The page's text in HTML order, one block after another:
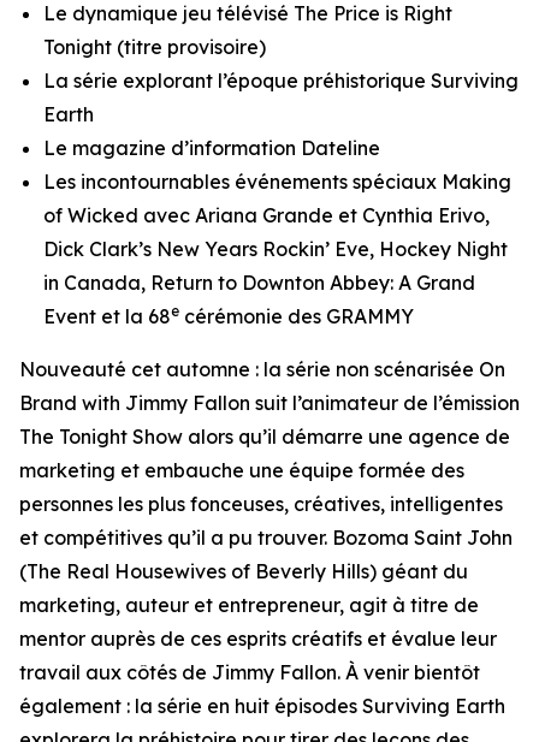
Le dynamique jeu télévisé The Price is Right
Tonight (titre provisoire)
La série explorant l’époque préhistorique Surviving
Earth
Le magazine d’information Dateline
Les incontournables événements spéciaux Making
of Wicked avec Ariana Grande et Cynthia Erivo,
Dick Clark’s New Years Rockin’ Eve, Hockey Night
in Canada, Return to Downton Abbey: A Grand
Event et la 68e cérémonie des GRAMMY
Nouveauté cet automne : la série non scénarisée On
Brand with Jimmy Fallon suit l’animateur de l’émission
The Tonight Show alors qu’il démarre une agence de
marketing et embauche une équipe formée des
personnes les plus fonceuses, créatives, intelligentes
et compétitives qu’il a pu trouver. Bozoma Saint John
(The Real Housewives of Beverly Hills) géant du
marketing, auteur et entrepreneur, agit à titre de
mentor auprès de ces esprits créatifs et évalue leur
travail aux côtés de Jimmy Fallon. À venir bientôt
également : la série en huit épisodes Surviving Earth